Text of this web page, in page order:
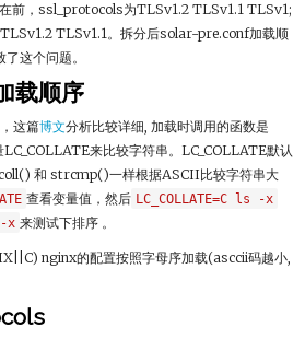
前，ssl_protocols为TLSv1.2 TLSv1.1 TLSv1;
TLSv1.1。拆分后solar-pre.conf加载顺
这个问题。
载顺序
这篇博文分析比较详细, 加载时调用的函数是
LC_COLLATE来比较字符串。LC_COLLATE默认
和 strcmp()一样根据ASCII比较字符串大
查看变量值，然后 LC_COLLATE=C ls -x
-x 来测试下排序 。
nginx的配置按照字母序加载(asccii码越小,